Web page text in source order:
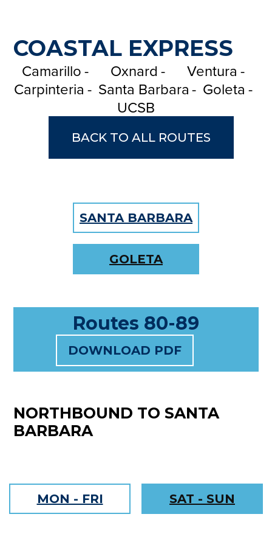
COASTAL EXPRESS
Camarillo Oxnard
Ventura
Carpinteria
Santa Barbara
Goleta
UCSB
BACK TO ALL ROUTES
SANTA BARBARA
GOLETA
Routes 80-89
DOWNLOAD PDF(
P
F
,
N
S
NORTHBOUND TO SANTA
BARBARA
MON - FRI SAT - SUN